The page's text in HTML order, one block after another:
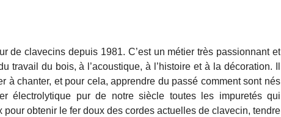
de clavecins depuis 1981. C’est un métier très passionnant et
travail du bois, à l’acoustique, à l’histoire et à la décoration. Il
à chanter, et pour cela, apprendre du passé comment sont nés
électrolytique pur de notre siècle toutes les impuretés qui
pour obtenir le fer doux des cordes actuelles de clavecin, tendre